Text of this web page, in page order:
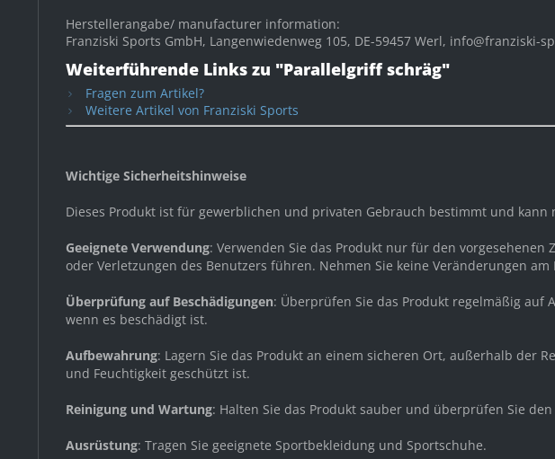
Herstellerangabe/ manufacturer information:
Franziski Sports GmbH, Langenwiedenweg 105, DE-59457 Werl, info@franziski-
Weiterführende Links zu "Parallelgriff schräg"
Fragen zum Artikel?
Weitere Artikel von Franziski Sports
Wichtige Sicherheitshinweise
Dieses Produkt ist für gewerblichen und privaten Gebrauch bestimmt und
Geeignete Verwendung: Verwenden Sie das Produkt nur für den vorgesehenen
oder Verletzungen des Benutzers führen. Nehmen Sie keine Veränderungen
Überprüfung auf Beschädigungen: Überprüfen Sie das Produkt regelmäßig auf
wenn es beschädigt ist.
Aufbewahrung: Lagern Sie das Produkt an einem sicheren Ort, außerhalb der
und Feuchtigkeit geschützt ist.
Reinigung und Wartung: Halten Sie das Produkt sauber und überprüfen Sie
Ausrüstung: Tragen Sie geeignete Sportbekleidung und Sportschuhe.